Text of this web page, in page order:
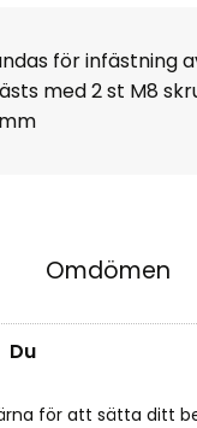
för infästning
med 2 st M8
Omdömen
Du
för att sätta ditt